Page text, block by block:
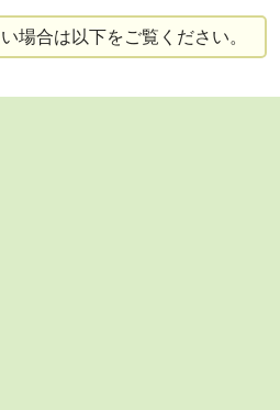
場合は以下をご覧ください。